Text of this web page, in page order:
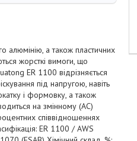
алюмінію, а також пластичних
жорсткі вимоги, що
ER 1100 відрізняється
під напругою, навіть
і формовку, а також
на змінному (АС)
співвідношеннях
ER 1100 / AWS